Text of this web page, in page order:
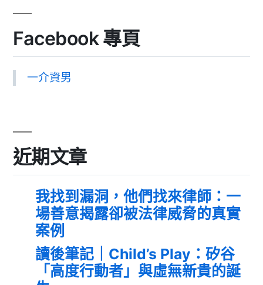
Facebook 專頁
一介資男
近期文章
我找到漏洞，他們找來律師：一
場善意揭露卻被法律威脅的真實
案例
讀後筆記｜Child’s Play：矽谷
「高度行動者」與虛無新貴的誕